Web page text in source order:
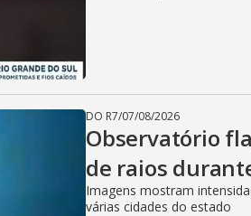
DO R7/07/08/2026
Observatório
de raios
Imagens mostram
várias cidades do estado